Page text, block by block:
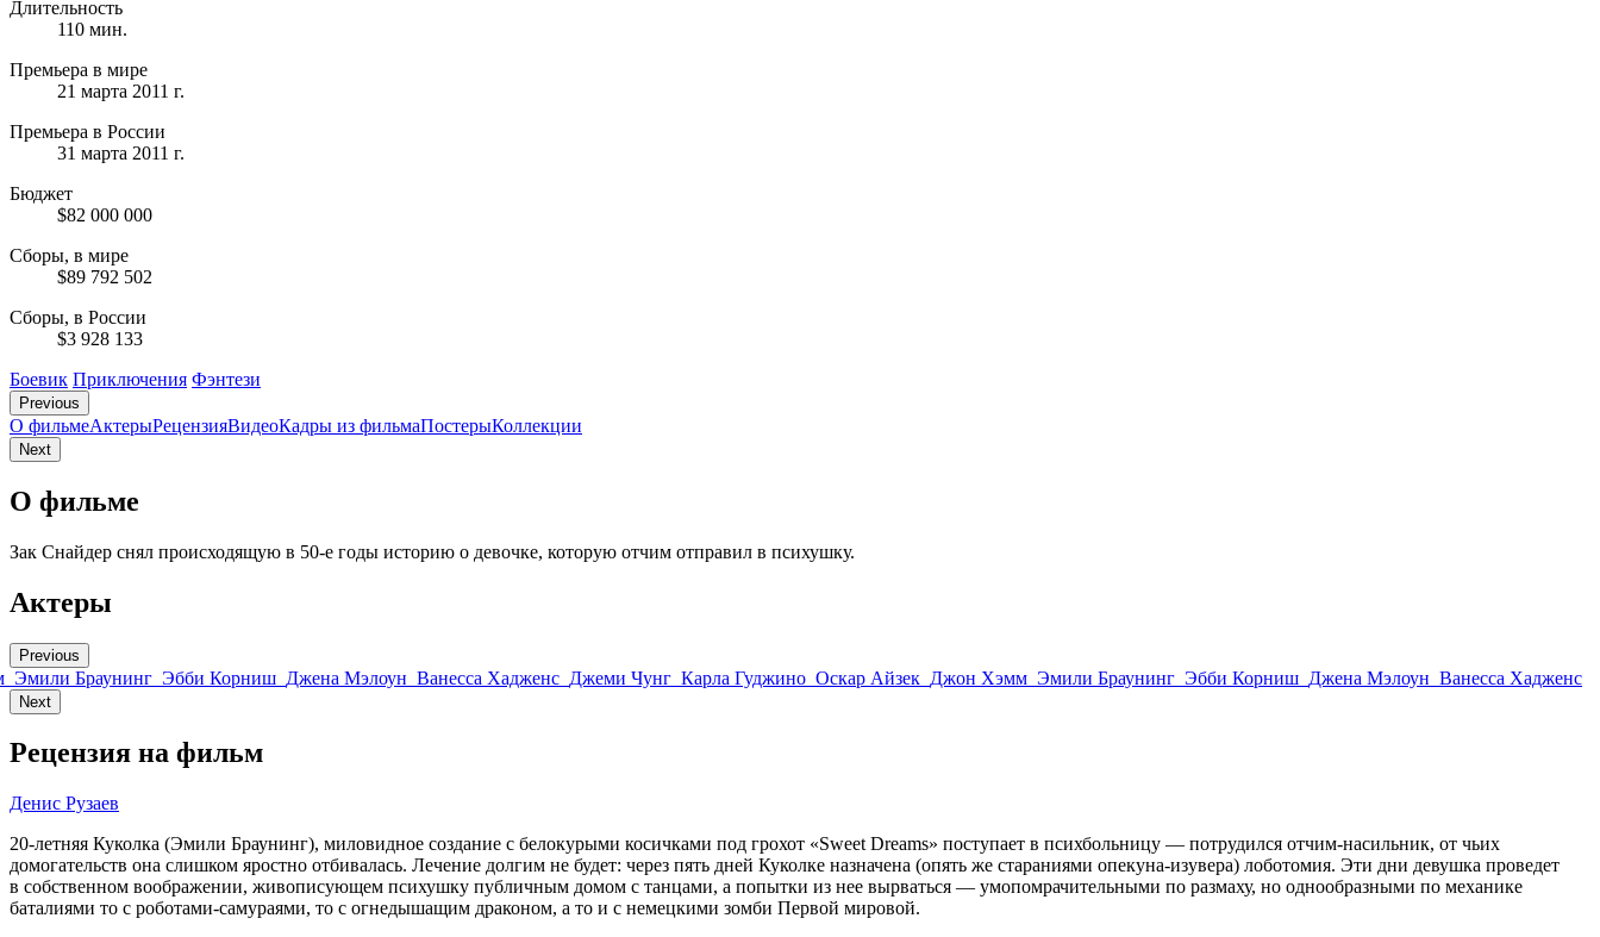
Длительность
110 мин.
Премьера в мире
21 марта 2011 г.
Премьера в России
31 марта 2011 г.
Бюджет
$82 000 000
Сборы, в мире
$89 792 502
Сборы, в России
$3 928 133
Боевик Приключения Фэнтези
Previous
О фильмеАктерыРецензияВидеоКадры из фильмaПостерыКоллекции
Next
О фильме
Зак Снайдер снял происходящую в 50-е годы историю о девочке, которую отчим отправил в психушку.
Актеры
Previous
Эмили Браунинг Эбби Корниш Джена Мэлоун Ванесса Хадженс Джеми Чунг Карла Гуджино Оскар Айзек Джон Хэмм Эмили Браунинг Эбби Корниш Джена Мэлоун Ванесса Хадженс
Next
Рецензия на фильм
Денис Рузаев
20-летняя Куколка (Эмили Браунинг), миловидное создание с белокурыми косичками под грохот «Sweet Dreams» поступает в психбольницу — потрудился отчим-насильник, от чьих
домогательств она слишком яростно отбивалась. Лечение долгим не будет: через пять дней Куколке назначена (опять же стараниями опекуна-изувера) лоботомия. Эти дни девушка проведет
в собственном воображении, живописующем психушку публичным домом с танцами, а попытки из нее вырваться — умопомрачительными по размаху, но однообразными по механике
баталиями то с роботами-самураями, то с огнедышащим драконом, а то и с немецкими зомби Первой мировой.